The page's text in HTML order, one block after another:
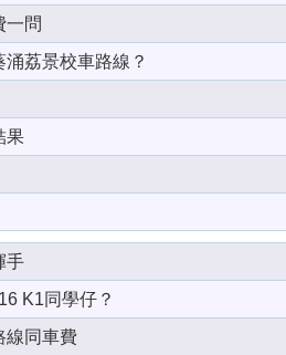
一問
涌荔景校車路線？
果
手
K1同學仔？
線同車費